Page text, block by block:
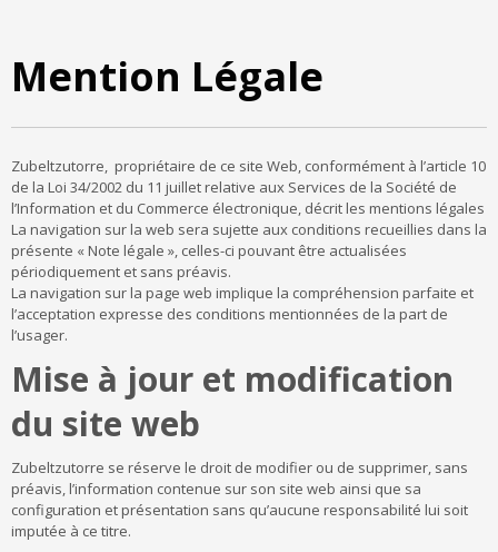
Mention Légale
Zubeltzutorre, propriétaire de ce site Web, conformément à l’article 10
de la Loi 34/2002 du 11 juillet relative aux Services de la Société de
l’Information et du Commerce électronique, décrit les mentions légales
La navigation sur la web sera sujette aux conditions recueillies dans la
présente « Note légale », celles-ci pouvant être actualisées
périodiquement et sans préavis.
La navigation sur la page web implique la compréhension parfaite et
l’acceptation expresse des conditions mentionnées de la part de
l’usager.
Mise à jour et modification
du site web
Zubeltzutorre se réserve le droit de modifier ou de supprimer, sans
préavis, l’information contenue sur son site web ainsi que sa
configuration et présentation sans qu’aucune responsabilité lui soit
imputée à ce titre.